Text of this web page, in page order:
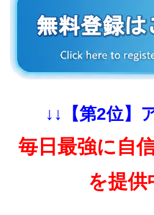
↓↓【第2位】
毎日最強に自
を提供